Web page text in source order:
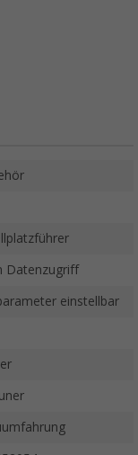
Datenzugriff
einstellbar